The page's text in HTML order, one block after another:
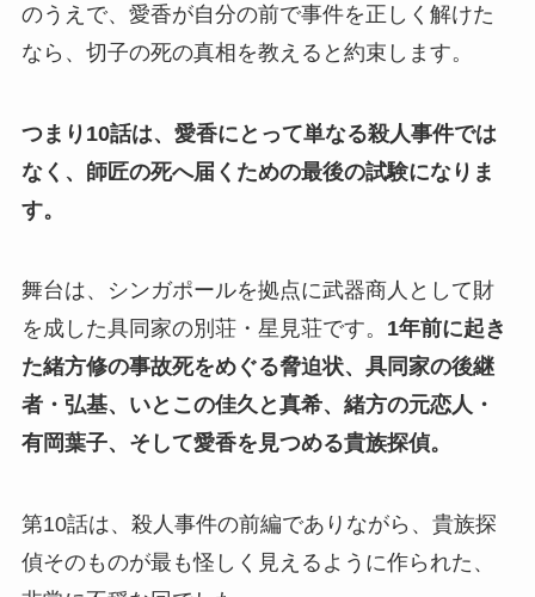
のうえで、愛香が自分の前で事件を正しく解けた
なら、切子の死の真相を教えると約束します。
つまり10話は、愛香にとって単なる殺人事件では
なく、師匠の死へ届くための最後の試験になりま
す。
舞台は、シンガポールを拠点に武器商人として財
を成した具同家の別荘・星見荘です。 1年前に起き
た緒方修の事故死をめぐる脅迫状、具同家の後継
者・弘基、いとこの佳久と真希、緒方の元恋人・
有岡葉子、そして愛香を見つめる貴族探偵。
第10話は、殺人事件の前編でありながら、貴族探
偵そのものが最も怪しく見えるように作られた、